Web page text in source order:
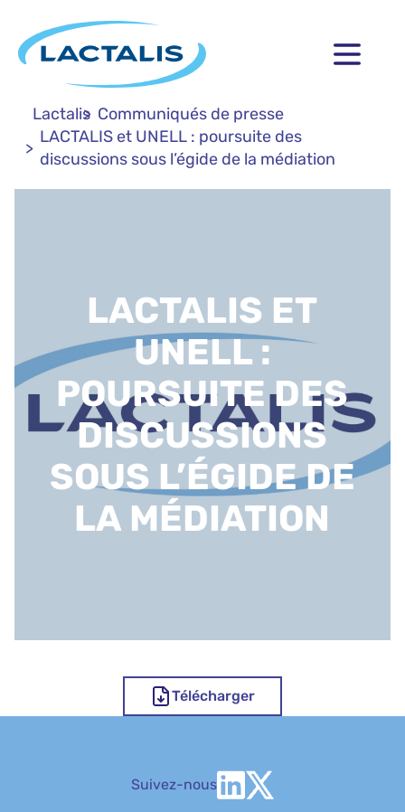
Lactalis Communiqués de presse
LACTALIS et UNELL : poursuite des
discussions sous l’égide de la médiation
LACTALIS ET
UNELL :
POURSUITE DES
DISCUSSIONS
SOUS L’ÉGIDE DE
LA MÉDIATION
Télécharger
Suivez-nous